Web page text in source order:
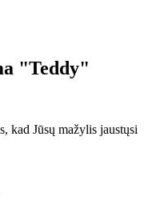
"Teddy"
kad Jūsų mažylis jaustųsi